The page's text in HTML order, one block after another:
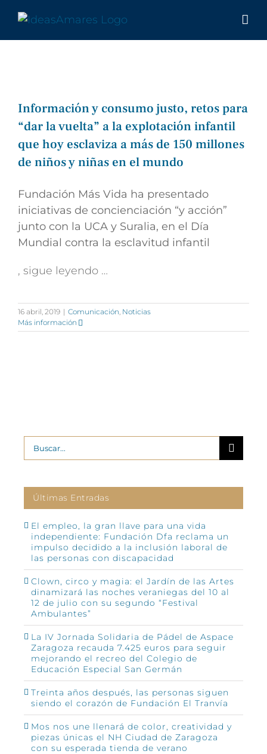
contenido
Información y consumo justo, retos para
“dar la vuelta” a la explotación infantil
que hoy esclaviza a más de 150 millones
de niños y niñas en el mundo
Fundación Más Vida ha presentado
iniciativas de concienciación “y acción”
junto con la UCA y Suralia, en el Día
Mundial contra la esclavitud infantil
, sigue leyendo …
16 abril, 2019 | Comunicación, Noticias
Más información
Buscar:
Últimas Entradas
El empleo, la gran llave para una vida
independiente: Fundación Dfa reclama un
impulso decidido a la inclusión laboral de
las personas con discapacidad
Clown, circo y magia: el Jardín de las Artes
dinamizará las noches veraniegas del 10 al
12 de julio con su segundo “Festival
Ambulantes”
La IV Jornada Solidaria de Pádel de Aspace
Zaragoza recauda 7.425 euros para seguir
mejorando el recreo del Colegio de
Educación Especial San Germán
Treinta años después, las personas siguen
siendo el corazón de Fundación El Tranvía
Mos nos une llenará de color, creatividad y
piezas únicas el NH Ciudad de Zaragoza
con su esperada tienda de verano